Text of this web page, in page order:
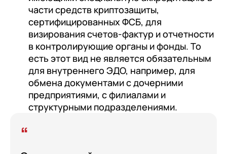
части средств криптозащиты,
сертифицированных ФСБ, для
визирования счетов-фактур и отчетности
в контролирующие органы и фонды. То
есть этот вид не является обязательным
для внутреннего ЭДО, например, для
обмена документами с дочерними
предприятиями, с филиалами и
структурными подразделениями.